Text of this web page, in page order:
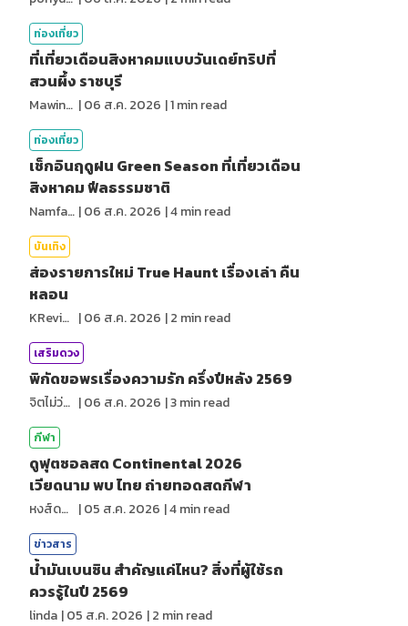
ท่องเที่ยว
ที่เที่ยวเดือนสิงหาคมแบบวันเดย์ทริปที่
สวนผึ้ง ราชบุรี
MawinMatravel |06 ส.ค. 2026 |1min read
ท่องเที่ยว
เช็กอินฤดูฝน Green Season ที่เที่ยวเดือน
สิงหาคม ฟีลธรรมชาติ
NamfahPhupha |06 ส.ค. 2026 |4min read
บันเทิง
ส่องรายการใหม่ True Haunt เรื่องเล่า คืน
หลอน
KReview |06 ส.ค. 2026 |2 min read
เสริมดวง
พิกัดขอพรเรื่องความรัก ครึ่งปีหลัง 2569
จิตไม่ว่าง |06 ส.ค. 2026 |3min read
กีฬา
ดูฟุตซอลสด Continental 2026
เวียดนาม พบ ไทย ถ่ายทอดสดกีฬา
หงส์ดรุณ |05 ส.ค. 2026 |4min read
ข่าวสาร
น้ำมันเบนซิน สำคัญแค่ไหน? สิ่งที่ผู้ใช้รถ
ควรรู้ในปี 2569
linda |05 ส.ค. 2026 |2 min read